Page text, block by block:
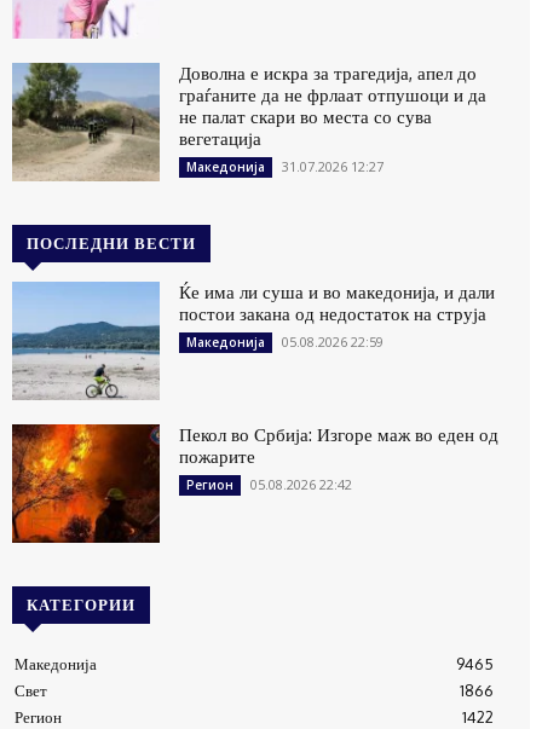
Доволна е искра за трагедија, апел до
граѓаните да не фрлаат отпушоци и да
не палат скари во места со сува
вегетација
Македонија 31.07.2026 12:27
ПОСЛЕДНИ ВЕСТИ
Ќе има ли суша и во македонија, и дали
постои закана од недостаток на струја
Македонија 05.08.2026 22:59
Пекол во Србија: Изгоре маж во еден од
пожарите
Регион 05.08.2026 22:42
КАТЕГОРИИ
Македонија
9465
Свет
1866
Регион
1422